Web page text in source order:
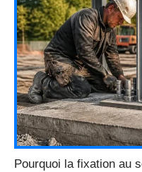
Pourquoi la fixation au